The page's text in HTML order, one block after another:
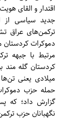
اقتدار و القای
ترکمن‌‌های عراق
دموکرات
مرتبط با جبهه
میلادی یعنی
حمله حزب
گزارش داد؛ که
نگهبانان حزب